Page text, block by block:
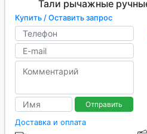
Тали рычажные
Купить / Оставить запрос
Отправить
Доставка и оплата